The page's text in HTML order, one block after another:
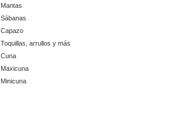
Mantas
Sábanas
Capazo
Toquillas, arrullos y más
Cuna
Maxicuna
Minicuna